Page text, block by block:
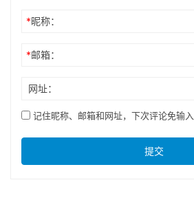
*昵称：
*邮箱：
网址：
记住昵称、邮箱和网址，下次评论免输入
提交